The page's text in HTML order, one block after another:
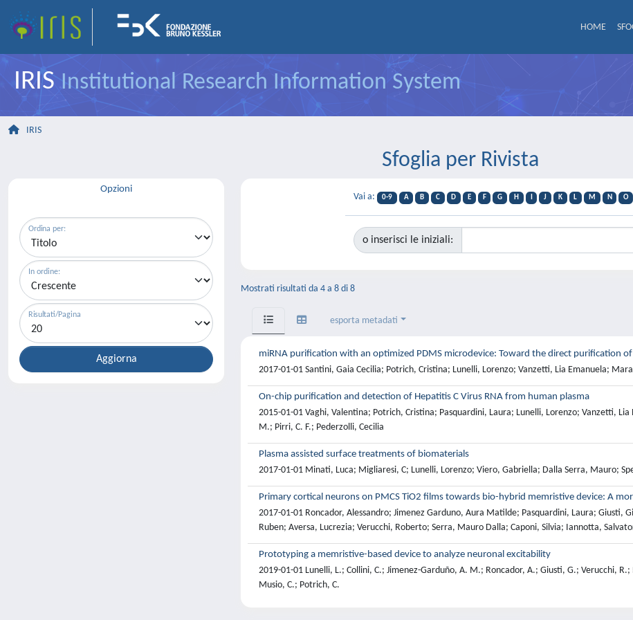
HOME
IRISInstitutional Research Information System
IRIS
Sfoglia per Rivista
Opzioni
Ordina per:
In ordine:
Risultati/Pagina
Vai a: 0-9 A B C D E F G H J K L M N O
o inserisci le iniziali:
Mostrati risultati da 4 a 8 di 8
esporta metadati
miRNA purification with an optimized PDMS microdevice: Toward the direct purification
2017-01-01 Santini, Gaia Cecilia; Potrich, Cristina; Lunelli, Lorenzo; Vanzetti, Lia Emanuela;
On-chip purification and detection of Hepatitis C Virus RNA from human plasma
2015-01-01 Vaghi, Valentina; Potrich, Cristina; Pasquardini, Laura; Lunelli, Lorenzo; Vanzetti,
M.; Pirri, C. F.; Pederzolli, Cecilia
Plasma assisted surface treatments of biomaterials
2017-01-01 Minati, Luca; Migliaresi, C; Lunelli, Lorenzo; Viero, Gabriella; Dalla Serra, Mauro;
Primary cortical neurons on PMCS TiO2 films towards bio-hybrid memristive device: A
2017-01-01 Roncador, Alessandro; Jimenez Garduno, Aura Matilde; Pasquardini, Laura; Giusti,
Ruben; Aversa, Lucrezia; Verucchi, Roberto; Serra, Mauro Dalla; Caponi, Silvia; Iannotta,
Prototyping a memristive-based device to analyze neuronal excitability
2019-01-01 Lunelli, L.; Collini, C.; Jimenez-Garduño, A. M.; Roncador, A.; Giusti, G.; Verucchi,
Musio, C.; Potrich, C.